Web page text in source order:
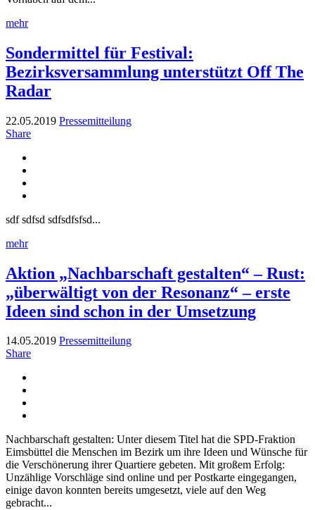
mehr
Sondermittel für Festival:
Bezirksversammlung unterstützt Off The
Radar
22.05.2019 Pressemitteilung
Share
sdf sdfsd sdfsdfsfsd...
mehr
Aktion „Nachbarschaft gestalten“ – Rust:
„überwältigt von der Resonanz“ – erste
Ideen sind schon in der Umsetzung
14.05.2019 Pressemitteilung
Share
Nachbarschaft gestalten: Unter diesem Titel hat die SPD-Fraktion
Eimsbüttel die Menschen im Bezirk um ihre Ideen und Wünsche für
die Verschönerung ihrer Quartiere gebeten. Mit großem Erfolg:
Unzählige Vorschläge sind online und per Postkarte eingegangen,
einige davon konnten bereits umgesetzt, viele auf den Weg
gebracht...